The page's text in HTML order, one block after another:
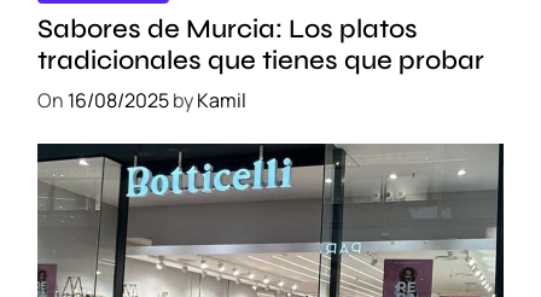
Sabores de Murcia: Los platos
tradicionales que tienes que probar
On 16/08/2025byKamil